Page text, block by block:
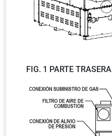
FIG. 1 PARTE TRASERA